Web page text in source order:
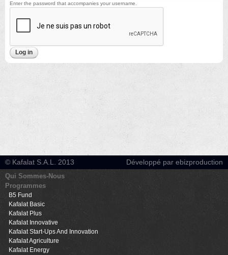
Enter the password that accompanies your username.
© Kafalat S.A.L. 2013 Développé par ebizproduction
Qui Sommes-Nous
Programmes
B5 Fund
Kafalat Basic
Kafalat Plus
Kafalat Innovative
Kafalat Start-Ups And Innovation
Kafalat Agriculture
Kafalat Energy